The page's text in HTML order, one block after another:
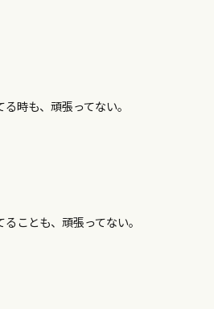
時も、頑張ってない。
ことも、頑張ってない。